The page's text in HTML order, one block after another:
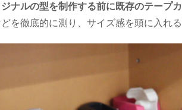
ナルの型を制作する前に既存のテープ
を徹底的に測り、サイズ感を頭に入れる